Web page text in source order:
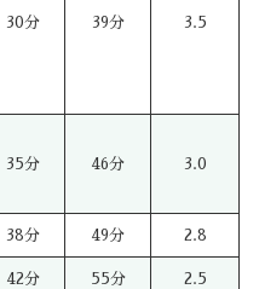
30分 39分 3.5
35分 46分 3.0
38分 49分 2.8
42分 55分 2.5